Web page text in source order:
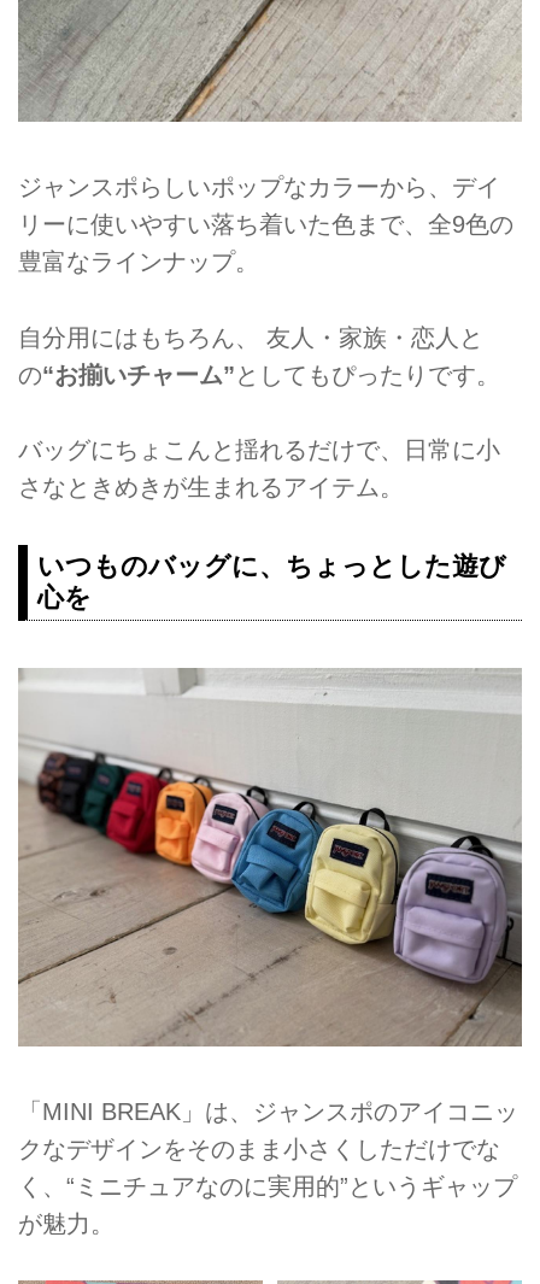
ジャンスポらしいポップなカラーから、デイ
リーに使いやすい落ち着いた色まで、全9色の
豊富なラインナップ。
自分用にはもちろん、 友人・家族・恋人と
の“お揃いチャーム”としてもぴったりです。
バッグにちょこんと揺れるだけで、日常に小
さなときめきが生まれるアイテム。
いつものバッグに、ちょっとした遊び
心を
「MINI BREAK」は、ジャンスポのアイコニッ
クなデザインをそのまま小さくしただけでな
く、“ミニチュアなのに実用的”というギャップ
が魅力。